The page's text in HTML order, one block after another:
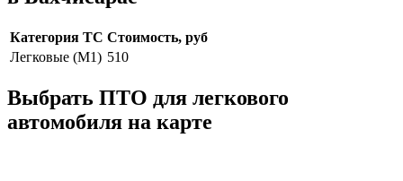
Категория ТС Стоимость, руб
Легковые (M1) 510
Выбрать ПТО для легкового
автомобиля на карте